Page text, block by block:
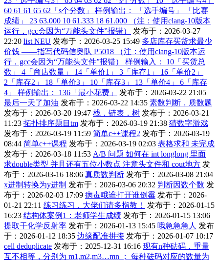
60 61 61 65 62「s个分数」 样例输出： 「选手编号」 「比赛
成绩」 23 63.000 10 61.333 18 61.000 （注：使用clang-10版本
运行，gcc会因为“万能头文件”报错）
发布于：2026-03-27
22:20 list NEU 发布于：2026-03-25 15:49 多店库存买货求最少
价钱 ——指写代码信奥队 P5018 （注：使用clang-10版本运
行，gcc会因为“万能头文件”报错） 样例输入： 10「买货总
数」 4「商店数量」 14「单价1」 3「库存1」 16「单价2」
2「库存2」 18「单价3」 10「库存3」 13「单价4」 6「库存
4」 样例输出： 136「最小花费」
发布于：2026-03-22 21:05
最后一天了加油 发布于：2026-03-22 14:35 素数判断，质数题
发布于：2026-03-20 19:47 栈，链表，树 发布于：2026-03-21
11:23 拓扑排序题目tm 发布于：2026-03-19 21:38 猜数字游戏
发布于：2026-03-19 11:59 简单c++课程2 发布于：2026-03-19
08:44 简单c++课程 发布于：2026-03-19 02:03 表格求和 未完成
发布于：2026-03-18 11:53 A/B 问题 如何在 int longlong 里面
求double类型 并且还有五位小数点 注意头文件和 cout地方 发
布于：2026-03-16 18:06 真质数判断 发布于：2026-03-08 21:04
x进制转换为y进制 发布于：2026-03-06 20:32 判断因数个数 发
布于：2026-02-03 17:09 病毒哦谁打开谁倒霉 发布于：2026-
01-21 22:11 练习练习，大佬们请多指教！
发布于：2026-01-15
16:23 结构体案例1：老师学生成绩 发布于：2026-01-15 13:06
提取干化学反射率 发布于：2026-01-13 15:45 哦急急急人 发布
于：2026-01-12 18:35 边缘配准拼接 发布于：2026-01-07 10:17
cell deduplicate 发布于：2025-12-31 16:16 现有n种砝码，重量
互不相等，分别为 m1,m2,m3…mn ； 每种砝码对应的数量为